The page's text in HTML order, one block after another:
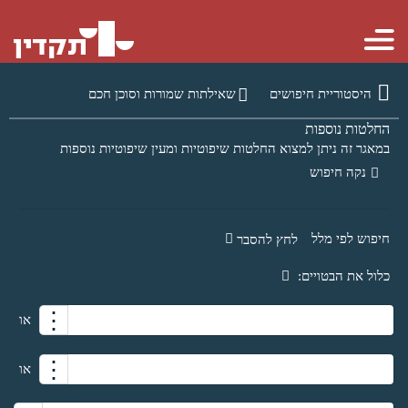
היסטוריית חיפושים שאילתות שמורות וסוכן חכם
החלטות נוספות
במאגר זה ניתן למצוא החלטות שיפוטיות ומעין שיפוטיות נוספות
נקה חיפוש
חיפוש לפי מלל לחץ להסבר
כלול את הבטויים:
⋮ או
⋮ או